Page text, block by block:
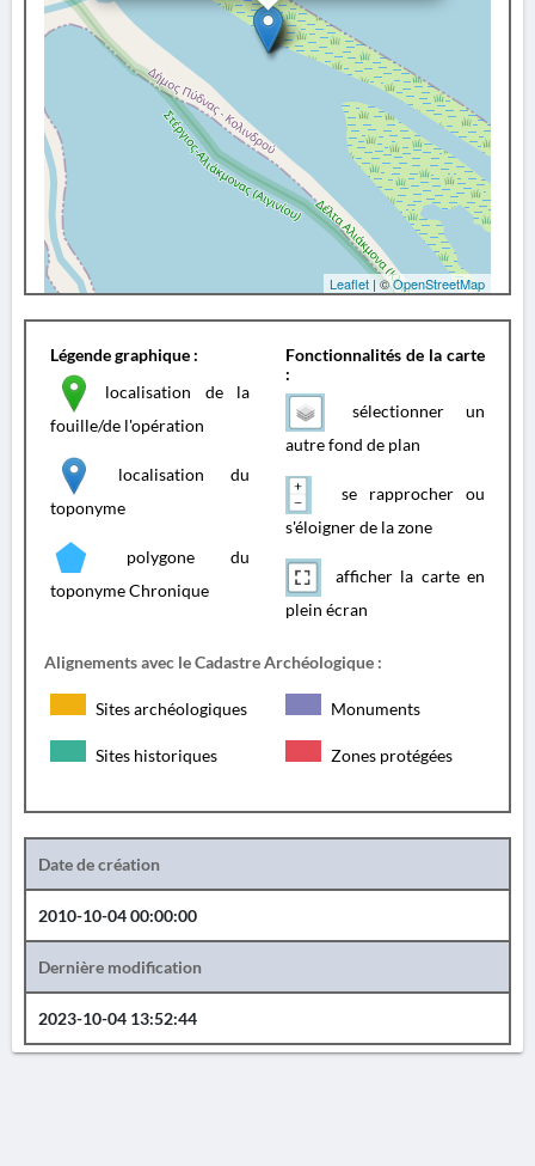
Leaflet | ©OpenStreetMap
Légende graphique :
localisation de la
fouille/de l'opération
localisation du
toponyme
polygone du
toponyme Chronique
Fonctionnalités de la carte
:
sélectionner un
autre fond de plan
se rapprocher ou
s'éloigner de la zone
afficher la carte en
plein écran
Alignements avec le Cadastre Archéologique :
Sites archéologiques Monuments
Sites historiques Zones protégées
Date de création
2010-10-04 00:00:00
Dernière modification
2023-10-04 13:52:44